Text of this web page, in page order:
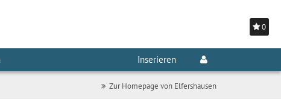
0
Inserieren
Zur Homepage von Elfershausen